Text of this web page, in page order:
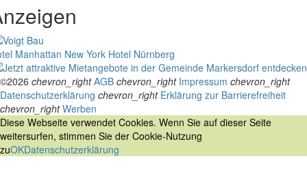
Manhattan New York Hotel Nürnberg
©2026 chevron_right AGB chevron_right Impressum chevron_right
Datenschutzerklärung chevron_right Erklärung zur Barrierefreiheit
chevron_right Werben
Diese Webseite verwendet Cookies. Wenn Sie auf dieser Seite
weitersurfen, stimmen Sie der Cookie-Nutzung
zuOKDatenschutzerklärung